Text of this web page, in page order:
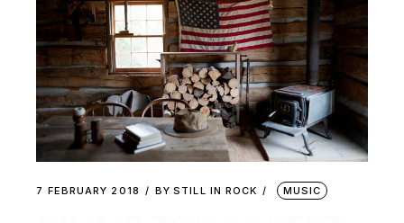
7 FEBRUARY 2018 BY STILL IN ROCK MUSIC